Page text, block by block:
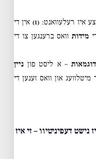
איז רעלעוואנט: (1)
אין די
מידותוואס ברענגען צו די
דוגמאות– א ליסט פון ניין
און וואס זענען די
דעפיניטיוו – זי איז